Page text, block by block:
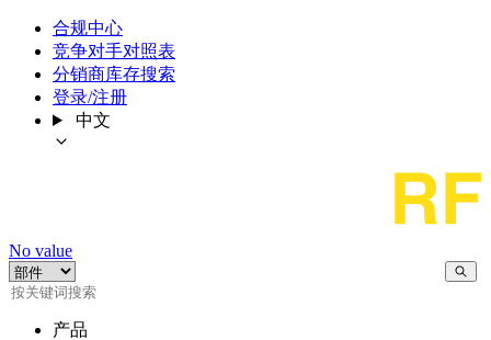
合规中心
竞争对手对照表
分销商库存搜索
登录/注册
中文
No value
产品